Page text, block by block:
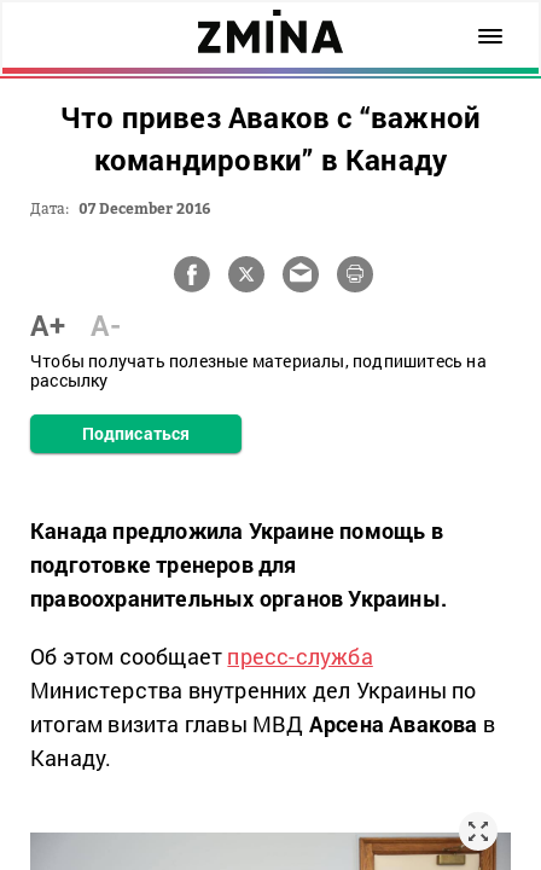
Что привез Аваков с “важной
командировки” в Канаду
Дата: 07 December 2016
A+ A-
Чтобы получать полезные материалы, подпишитесь на
рассылку
Подписаться
Канада предложила Украине помощь в
подготовке тренеров для
правоохранительных органов Украины.
Об этом сообщает пресс-служба
Министерства внутренних дел Украины по
итогам визита главы МВД Арсена Авакова в
Канаду.